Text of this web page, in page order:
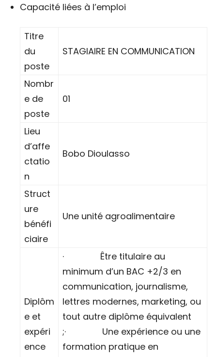
Capacité liées à l’emploi
Titre
du
poste
STAGIAIRE EN COMMUNICATION
Nombr
e de
poste
01
Lieu
d’affe
ctatio
n
Bobo Dioulasso
Struct
ure
bénéfi
ciaire
Une unité agroalimentaire
Diplôm
e et
expéri
ence
· Être titulaire au
minimum d’un BAC +2/3 en
communication, journalisme,
lettres modernes, marketing, ou
tout autre diplôme équivalent
;· Une expérience ou une
formation pratique en